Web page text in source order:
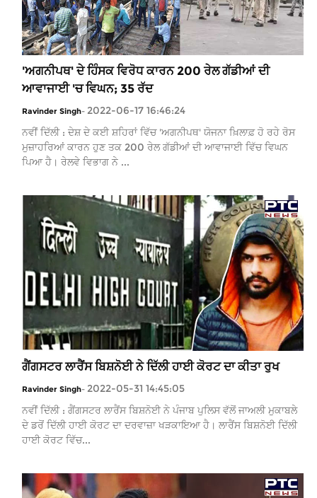
'ਅਗਨੀਪਥ' ਦੇ ਹਿੰਸਕ ਵਿਰੋਧ ਕਾਰਨ 200 ਰੇਲ ਗੱਡੀਆਂ ਦੀ
ਆਵਾਜਾਈ 'ਚ ਵਿਘਨ; 35 ਰੱਦ
Ravinder Singh- 2022-06-17 16:46:24
ਨਵੀਂ ਦਿੱਲੀ : ਦੇਸ਼ ਦੇ ਕਈ ਸ਼ਹਿਰਾਂ ਵਿੱਚ 'ਅਗਨੀਪਥ' ਯੋਜਨਾ ਖ਼ਿਲਾਫ਼ ਹੋ ਰਹੇ ਰੋਸ
ਮੁਜ਼ਾਹਰਿਆਂ ਕਾਰਨ ਹੁਣ ਤਕ 200 ਰੇਲ ਗੱਡੀਆਂ ਦੀ ਆਵਾਜਾਈ ਵਿੱਚ ਵਿਘਨ
ਪਿਆ ਹੈ। ਰੇਲਵੇ ਵਿਭਾਗ ਨੇ ...
ਗੈਂਗਸਟਰ ਲਾਰੈਂਸ ਬਿਸ਼ਨੋਈ ਨੇ ਦਿੱਲੀ ਹਾਈ ਕੋਰਟ ਦਾ ਕੀਤਾ ਰੁਖ
Ravinder Singh- 2022-05-31 14:45:05
ਨਵੀਂ ਦਿੱਲੀ : ਗੈਂਗਸਟਰ ਲਾਰੈਂਸ ਬਿਸ਼ਨੋਈ ਨੇ ਪੰਜਾਬ ਪੁਲਿਸ ਵੱਲੋਂ ਜਾਅਲੀ ਮੁਕਾਬਲੇ
ਦੇ ਡਰੋਂ ਦਿੱਲੀ ਹਾਈ ਕੋਰਟ ਦਾ ਦਰਵਾਜ਼ਾ ਖੜਕਾਇਆ ਹੈ। ਲਾਰੈਂਸ ਬਿਸ਼ਨੋਈ ਦਿੱਲੀ
ਹਾਈ ਕੋਰਟ ਵਿੱਚ...